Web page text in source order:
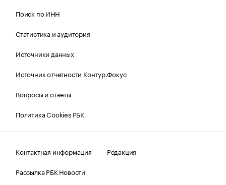
Поиск по ИНН
Статистика и аудитория
Источники данных
Источник отчетности Контур.Фокус
Вопросы и ответы
Политика Cookies РБК
Контактная информация
Редакция
Рассылка РБК Новости